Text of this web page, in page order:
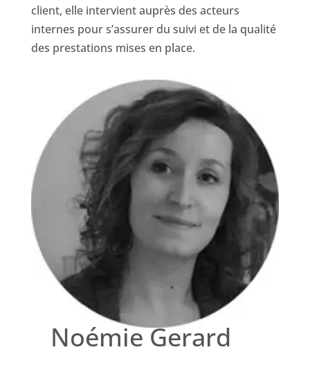
client, elle intervient auprès des acteurs
internes pour s’assurer du suivi et de la qualité
des prestations mises en place.
Noémie Gerard